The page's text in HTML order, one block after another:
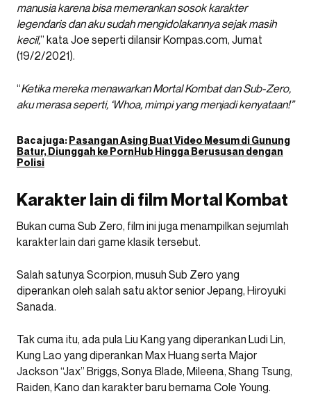
manusia karena bisa memerankan sosok karakter
legendaris dan aku sudah mengidolakannya sejak masih
kecil,” kata Joe seperti dilansir Kompas.com, Jumat
(19/2/2021).
“Ketika mereka menawarkan Mortal Kombat dan Sub-Zero,
aku merasa seperti, ‘Whoa, mimpi yang menjadi kenyataan!”
Baca juga:Pasangan Asing Buat Video Mesum di Gunung
Batur, Diunggah ke PornHub Hingga Berususan dengan
Polisi
Karakter lain di film Mortal Kombat
Bukan cuma Sub Zero, film ini juga menampilkan sejumlah
karakter lain dari game klasik tersebut.
Salah satunya Scorpion, musuh Sub Zero yang
diperankan oleh salah satu aktor senior Jepang, Hiroyuki
Sanada.
Tak cuma itu, ada pula Liu Kang yang diperankan Ludi Lin,
Kung Lao yang diperankan Max Huang serta Major
Jackson “Jax” Briggs, Sonya Blade, Mileena, Shang Tsung,
Raiden, Kano dan karakter baru bernama Cole Young.